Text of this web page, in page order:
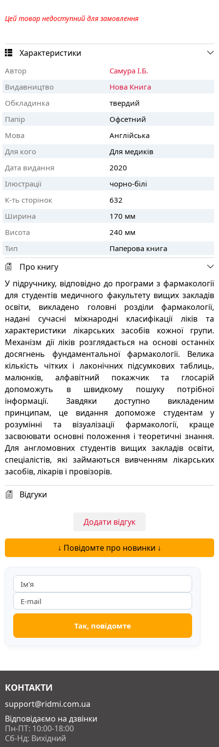
Цей товар недоступний для замовлення
Характеристики
Автор
Самура І.Б.
Видавництво
Нова Книга
Обкладинка
твердий
Папір
Офсетний
Мова
Англійська
Для кого
Для медиків
Дата видання
2020
Ілюстрації
чорно-білі
К-ть сторінок
632
Ширина
170 мм
Висота
240 мм
Тип
Паперова книга
Про книгу
У підручнику, відповідно до програми з фармакології
для студентів медичного факультету вищих закладів
освіти, викладено головні розділи фармакології,
надані сучасні міжнародні класифікації ліків та
характеристики лікарських засобів кожної групи.
Механізм дії ліків розглядається на основі останніх
досягнень фундаментальної фармакології. Велика
кількість чітких і лаконічних підсумкових таблиць,
малюнків, алфавітний покажчик та глосарій
допоможуть в швидкому пошуку потрібної
інформації. Завдяки доступно викладеним
принципам, це видання допоможе студентам у
розумінні та візуалізації фармакології, краще
засвоювати основні положення і теоретичні знання.
Для англомовних студентів вищих закладів освіти,
спеціалістів, які займаються вивченням лікарських
засобів, лікарів і провізорів.
Відгуки
Додати відгук
↓ Повідомте про новинки ↓
КОНТАКТИ
support@ridmi.com.ua
Відповідаємо на дзвінки
Пн-ПТ: 10:00-18:00
Сб-Нд: Вихідний